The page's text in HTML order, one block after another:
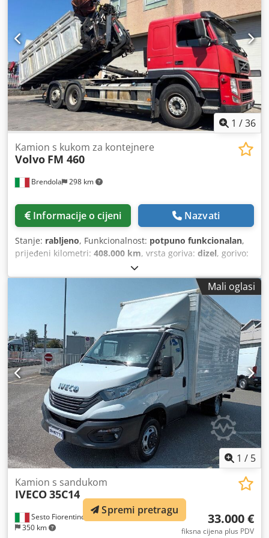
1 /36
Brendola 298 km
Kamion s kukom za kontejnere
Volvo FM 460
Informacije o cijeni Nazvati
Stanje: rabljeno, Funkcionalnost: potpuno funkcionalan,
prijeđeni kilometri: 408.000 km, vrsta goriva: dizel, gorivo:
, vozačeva kabina:
emisijska klasa:Euro 5, broj sjedala:3, Godina proizvodnje:
, Oprema: dizalica, klima uređaj, Mali oglasi
1 / 5
Sesto Fiorentino - Fi
350 km
Kamion s sandukom
IVECO35C14
33.000 €
fiksna cijena plus PDV
Spremi pretragu